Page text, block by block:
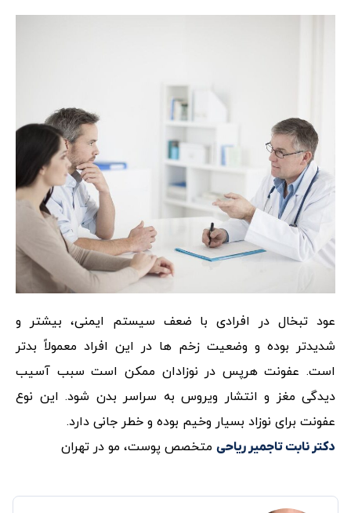
عود تبخال در افرادی با ضعف سیستم ایمنی، بیشتر و
شدیدتر بوده و وضعیت زخم ها در این افراد معمولاً بدتر
است. عفونت هرپس در نوزادان ممکن است سبب آسیب
دیدگی مغز و انتشار ویروس به سراسر بدن شود. این نوع
عفونت برای نوزاد بسیار وخیم بوده و خطر جانی دارد.
دکتر نابت تاجمیر ریاحی متخصص پوست، مو در تهران